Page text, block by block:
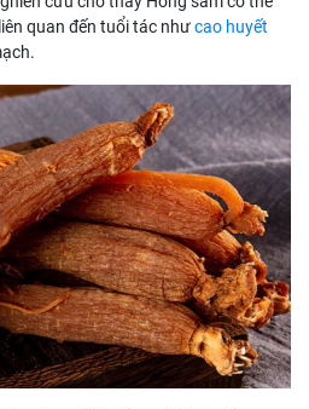
quan đến tuổi tác nhưcao huyết